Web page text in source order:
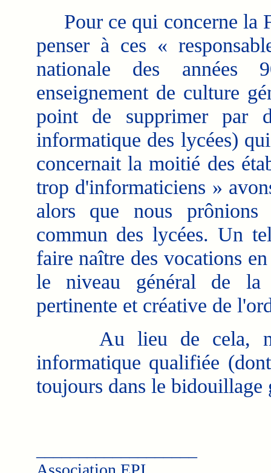
Pour ce qui concerne la
penser à ces «
nationale des années
enseignement de culture
point de supprimer par
informatique des lycées)
concernait la moitié des
trop d'informaticiens »
alors que nous
commun des lycées. Un
faire naître des vocations
le niveau général de la
pertinente et créative de
Au lieu de cela,
informatique qualifiée
toujours dans le bidouillage